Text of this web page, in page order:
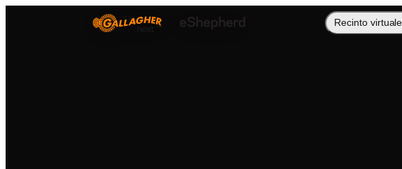
Recinto virtuale